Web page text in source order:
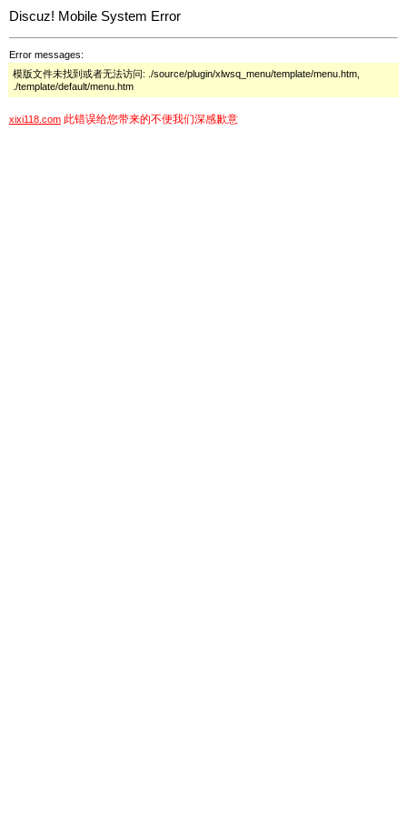
Discuz! Mobile System Error
Error messages:
模版文件未找到或者无法访问: ./source/plugin/xlwsq_menu/template/menu.htm,
./template/default/menu.htm
xixi118.com 此错误给您带来的不便我们深感歉意